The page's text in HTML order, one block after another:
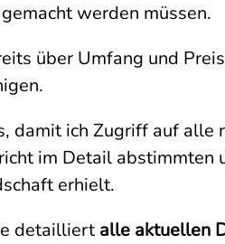
werden müssen.
über Umfang und
ich Zugriff auf alle
im Detail abstimmten
erhielt.
detailliert alle aktuellen